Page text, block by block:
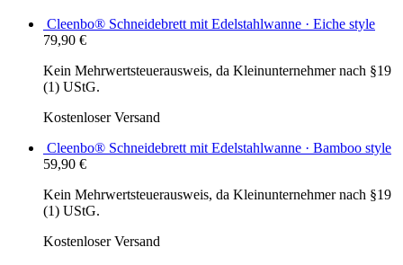
Cleenbo® Schneidebrett mit Edelstahlwanne · Eiche style
79,90 €
Kein Mehrwertsteuerausweis, da Kleinunternehmer nach §19
(1) UStG.
Kostenloser Versand
Cleenbo® Schneidebrett mit Edelstahlwanne · Bamboo style
59,90 €
Kein Mehrwertsteuerausweis, da Kleinunternehmer nach §19
(1) UStG.
Kostenloser Versand